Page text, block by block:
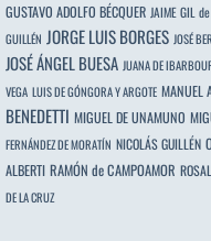
GUSTAVO ADOLFO BÉCQUER JAIME GIL
GUILLÉN JORGE LUIS BORGES JOSÉ
JOSÉ ÁNGEL BUESA JUANA DE
VEGA LUIS DE GÓNGORA Y ARGOTE MANUEL
BENEDETTI MIGUEL DE UNAMUNO
FERNÁNDEZ DE MORATÍN NICOLÁS GUILLÉN
ALBERTI RAMÓN de CAMPOAMOR
DE LA CRUZ